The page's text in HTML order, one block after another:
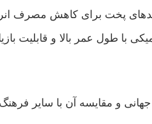
پخت برای کاهش مصرف
با طول عمر بالا و قابلیت
و مقایسه آن با سایر